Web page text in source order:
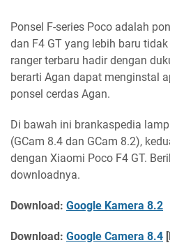
Ponsel F-series Poco adalah
dan F4 GT yang lebih baru
ranger terbaru hadir dengan
berarti Agan dapat menginstal
ponsel cerdas Agan.
Di bawah ini brankaspedia
(GCam 8.4 dan GCam 8.2),
dengan Xiaomi Poco F4 GT.
downloadnya.
Download: Google Kamera 8.2
Download: Google Camera 8.4